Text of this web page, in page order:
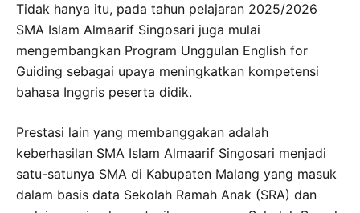
Tidak hanya itu, pada tahun pelajaran 2025/2026
SMA Islam Almaarif Singosari juga mulai
mengembangkan Program Unggulan English for
Guiding sebagai upaya meningkatkan kompetensi
bahasa Inggris peserta didik.
Prestasi lain yang membanggakan adalah
keberhasilan SMA Islam Almaarif Singosari menjadi
satu-satunya SMA di Kabupaten Malang yang masuk
dalam basis data Sekolah Ramah Anak (SRA) dan